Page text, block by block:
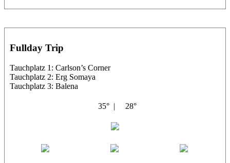
Fullday Trip
Tauchplatz 1: Carlson’s Corner
Tauchplatz 2: Erg Somaya
Tauchplatz 3: Balena
35° | 28°